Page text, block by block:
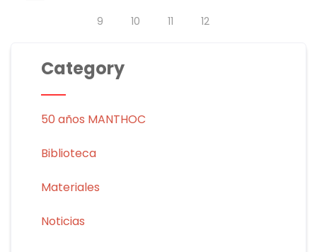
9 10 11 12
Category
50 años MANTHOC
Biblioteca
Materiales
Noticias